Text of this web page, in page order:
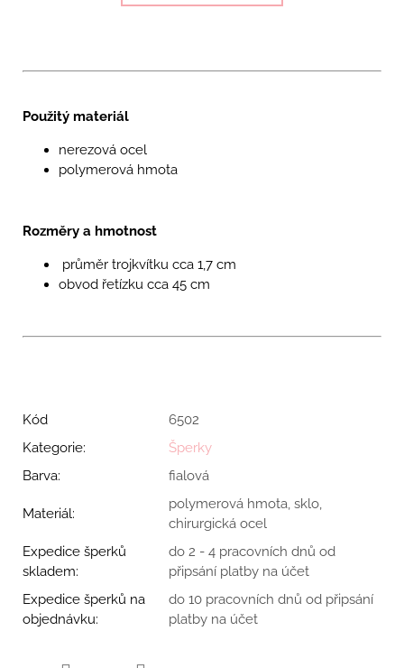
Použitý materiál
nerezová ocel
polymerová hmota
Rozměry a hmotnost
průměr trojkvítku cca 1,7 cm
obvod řetízku cca 45 cm
Kód
6502
Kategorie:
Šperky
Barva: fialová
Materiál:
polymerová hmota, sklo,
chirurgická ocel
Expedice šperků
skladem:
do 2 - 4 pracovních dnů od
připsání platby na účet
Expedice šperků na
objednávku:
do 10 pracovních dnů od připsání
platby na účet